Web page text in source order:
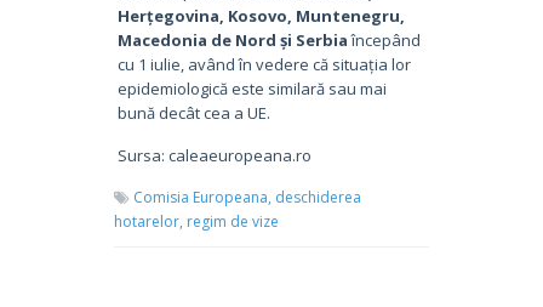
Herțegovina, Kosovo, Muntenegru,
Macedonia de Nord și Serbiaîncepând
cu 1 iulie, având în vedere că situația lor
epidemiologică este similară sau mai
bună decât cea a UE.
Sursa: caleaeuropeana.ro
Comisia Europeana, deschiderea
hotarelor, regim de vize